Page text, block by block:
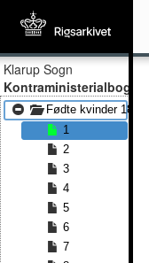
Klarup Sogn
Kontraministerialbog
Fødte kvinder 1852
1
2
3
4
5
6
7